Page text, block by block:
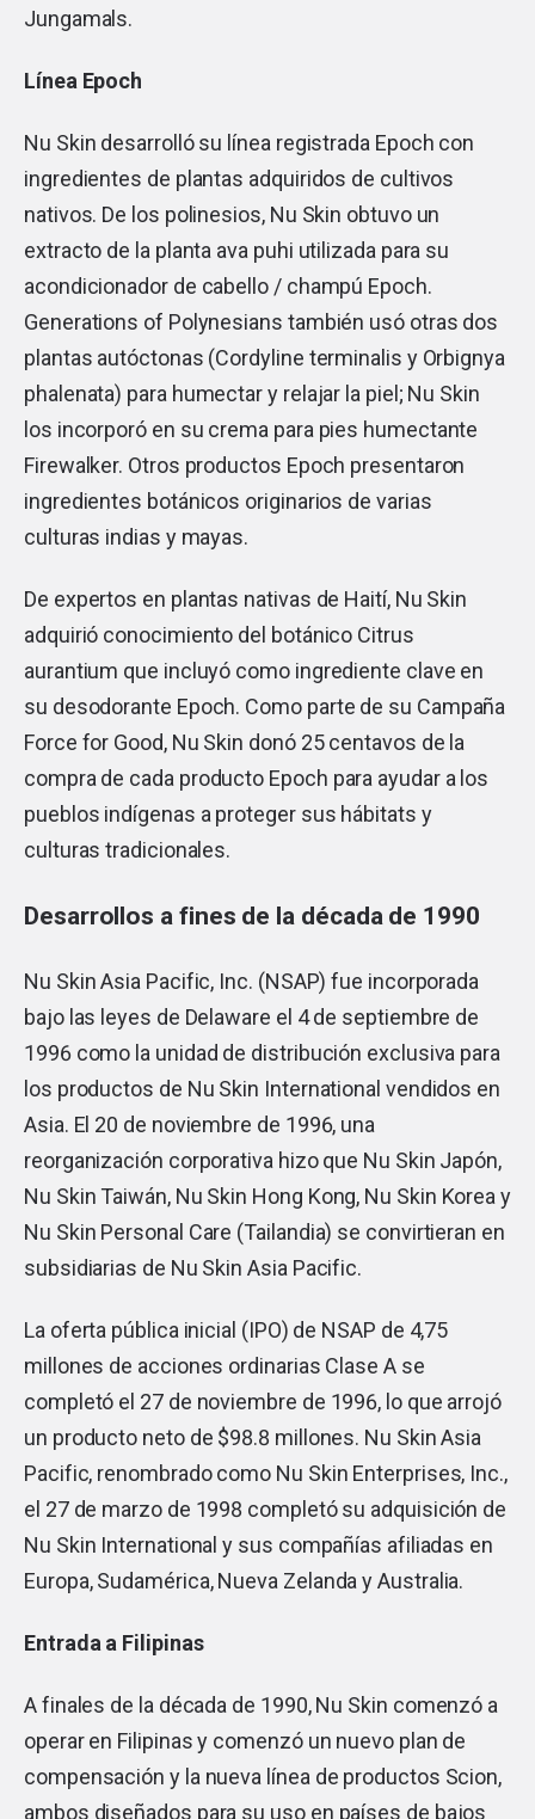
Jungamals.
Línea Epoch
Nu Skin desarrolló su línea registrada Epoch con
ingredientes de plantas adquiridos de cultivos
nativos. De los polinesios, Nu Skin obtuvo un
extracto de la planta ava puhi utilizada para su
acondicionador de cabello / champú Epoch.
Generations of Polynesians también usó otras dos
plantas autóctonas (Cordyline terminalis y Orbignya
phalenata) para humectar y relajar la piel; Nu Skin
los incorporó en su crema para pies humectante
Firewalker. Otros productos Epoch presentaron
ingredientes botánicos originarios de varias
culturas indias y mayas.
De expertos en plantas nativas de Haití, Nu Skin
adquirió conocimiento del botánico Citrus
aurantium que incluyó como ingrediente clave en
su desodorante Epoch. Como parte de su Campaña
Force for Good, Nu Skin donó 25 centavos de la
compra de cada producto Epoch para ayudar a los
pueblos indígenas a proteger sus hábitats y
culturas tradicionales.
Desarrollos a fines de la década de 1990
Nu Skin Asia Pacific, Inc. (NSAP) fue incorporada
bajo las leyes de Delaware el 4 de septiembre de
1996 como la unidad de distribución exclusiva para
los productos de Nu Skin International vendidos en
Asia. El 20 de noviembre de 1996, una
reorganización corporativa hizo que Nu Skin Japón,
Nu Skin Taiwán, Nu Skin Hong Kong, Nu Skin Korea y
Nu Skin Personal Care (Tailandia) se convirtieran en
subsidiarias de Nu Skin Asia Pacific.
La oferta pública inicial (IPO) de NSAP de 4,75
millones de acciones ordinarias Clase A se
completó el 27 de noviembre de 1996, lo que arrojó
un producto neto de $98.8 millones. Nu Skin Asia
Pacific, renombrado como Nu Skin Enterprises, Inc.,
el 27 de marzo de 1998 completó su adquisición de
Nu Skin International y sus compañías afiliadas en
Europa, Sudamérica, Nueva Zelanda y Australia.
Entrada a Filipinas
A finales de la década de 1990, Nu Skin comenzó a
operar en Filipinas y comenzó un nuevo plan de
compensación y la nueva línea de productos Scion,
ambos diseñados para su uso en países de bajos